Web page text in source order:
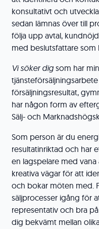
konsultativt och
sedan lämnas över till
följa upp avtal,
med beslutsfattare som
Vi söker dig som har
försäljningsresultat,
har någon form av
Sälj- och
Som person är du
resultatinriktad och har
en lagspelare med vana
kreativa vägar för att
och bokar möten med.
säljprocesser igång för
representativ och bra
dig bekvämt mellan